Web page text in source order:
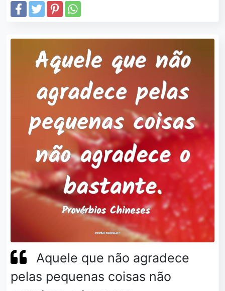
Aquele que não agradece
pelas pequenas coisas não